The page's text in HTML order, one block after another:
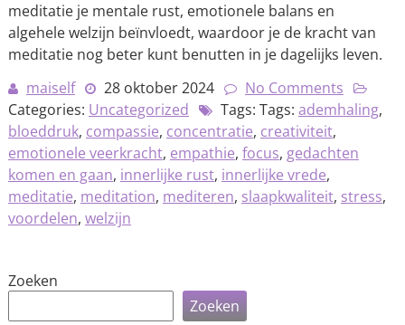
meditatie je mentale rust, emotionele balans en
algehele welzijn beïnvloedt, waardoor je de kracht van
meditatie nog beter kunt benutten in je dagelijks leven.
maiself
28 oktober 2024
No Comments
Categories: Uncategorized Tags: Tags: ademhaling,
bloeddruk, compassie, concentratie, creativiteit,
emotionele veerkracht, empathie, focus, gedachten
komen en gaan, innerlijke rust, innerlijke vrede,
meditatie, meditation, mediteren, slaapkwaliteit, stress,
voordelen, welzijn
Zoeken
Zoeken